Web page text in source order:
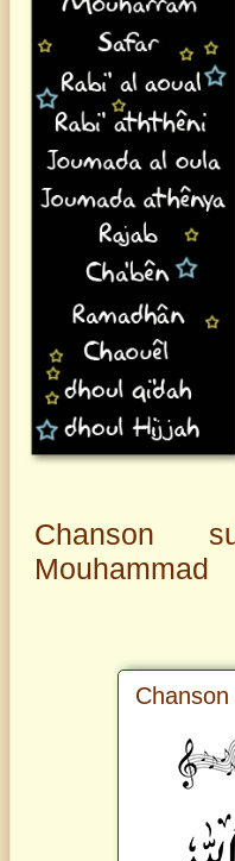
Chanson
Mouhammad